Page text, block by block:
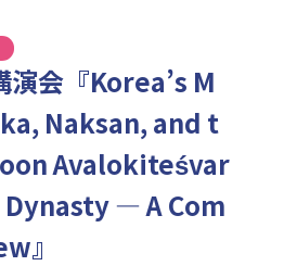
会『Korea’s M
Naksan, and t
Avalokiteśvar
— A Com
』